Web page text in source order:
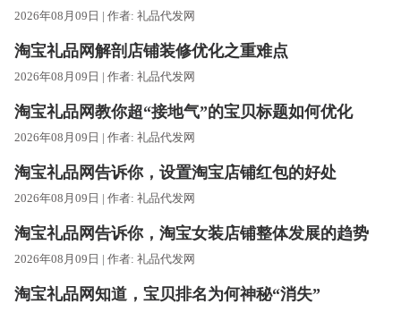
2026年08月09日 | 作者: 礼品代发网
淘宝礼品网解剖店铺装修优化之重难点
2026年08月09日 | 作者: 礼品代发网
淘宝礼品网教你超“接地气”的宝贝标题如何优化
2026年08月09日 | 作者: 礼品代发网
淘宝礼品网告诉你，设置淘宝店铺红包的好处
2026年08月09日 | 作者: 礼品代发网
淘宝礼品网告诉你，淘宝女装店铺整体发展的趋势
2026年08月09日 | 作者: 礼品代发网
淘宝礼品网知道，宝贝排名为何神秘“消失”